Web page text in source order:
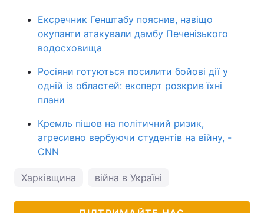
Ексречник Генштабу пояснив, навіщо
окупанти атакували дамбу Печенізького
водосховища
Росіяни готуються посилити бойові дії у
одній із областей: експерт розкрив їхні
плани
Кремль пішов на політичний ризик,
агресивно вербуючи студентів на війну, -
CNN
Харківщина війна в Україні